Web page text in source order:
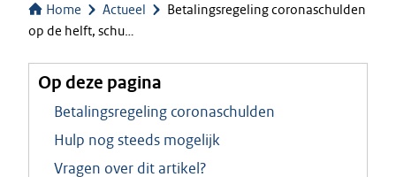
Home Actueel
Betalingsregeling coronaschulden
op de helft, schu…
Op deze pagina
Betalingsregeling coronaschulden
Hulp nog steeds mogelijk
Vragen over dit artikel?